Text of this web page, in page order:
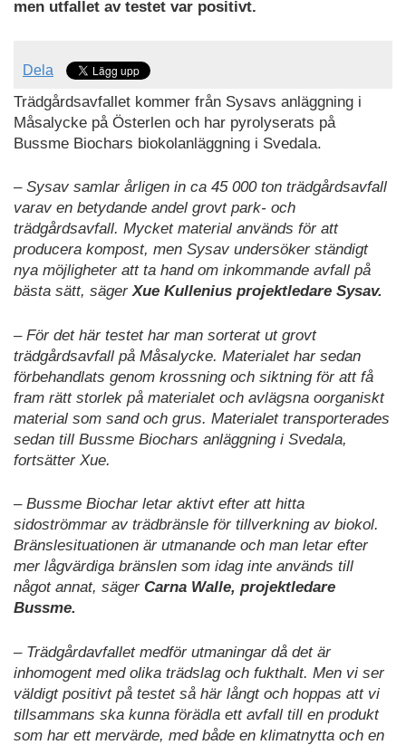
men utfallet av testet var positivt.
Dela
Trädgårdsavfallet kommer från Sysavs anläggning i
Måsalycke på Österlen och har pyrolyserats på
Bussme Biochars biokolanläggning i Svedala.
– Sysav samlar årligen in ca 45 000 ton trädgårdsavfall
varav en betydande andel grovt park- och
trädgårdsavfall. Mycket material används för att
producera kompost, men Sysav undersöker ständigt
nya möjligheter att ta hand om inkommande avfall på
bästa sätt, sägerXue Kullenius projektledare Sysav.
– För det här testet har man sorterat ut grovt
trädgårdsavfall på Måsalycke. Materialet har sedan
förbehandlats genom krossning och siktning för att få
fram rätt storlek på materialet och avlägsna oorganiskt
material som sand och grus. Materialet transporterades
sedan till Bussme Biochars anläggning i Svedala,
fortsätter Xue.
– Bussme Biochar letar aktivt efter att hitta
sidoströmmar av trädbränsle för tillverkning av biokol.
Bränslesituationen är utmanande och man letar efter
mer lågvärdiga bränslen som idag inte används till
något annat, säger Carna Walle, projektledare
Bussme.
– Trädgårdavfallet medför utmaningar då det är
inhomogent med olika trädslag och fukthalt. Men vi ser
väldigt positivt på testet så här långt och hoppas att vi
tillsammans ska kunna förädla ett avfall till en produkt
som har ett mervärde, med både en klimatnytta och en